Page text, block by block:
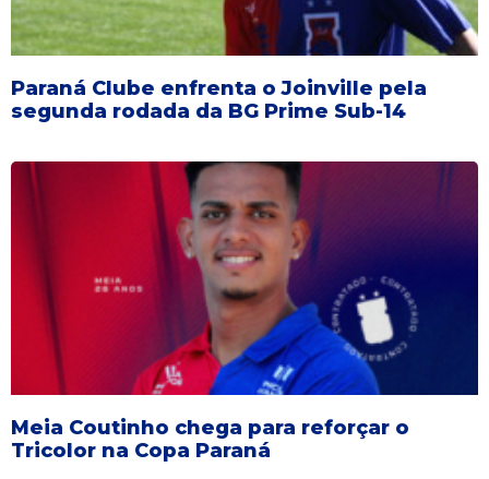
Paraná Clube enfrenta o Joinville pela
segunda rodada da BG Prime Sub-14
Meia Coutinho chega para reforçar o
Tricolor na Copa Paraná